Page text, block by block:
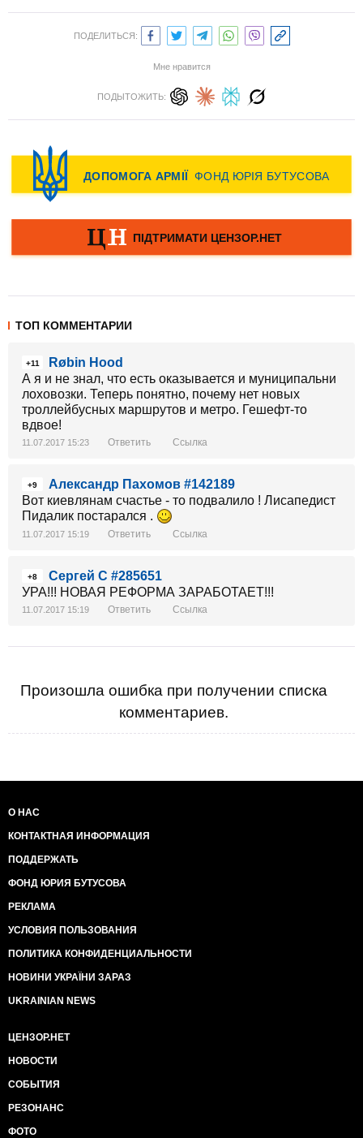
ПОДЕЛИТЬСЯ:
Мне нравится
ПОДЫТОЖИТЬ:
ТОП КОММЕНТАРИИ
+11
Røbin Hood
А я и не знал, что есть оказывается и муниципальни
лоховозки. Теперь понятно, почему нет новых
троллейбусных маршрутов и метро. Гешефт-то
вдвое!
11.07.2017 15:23 Ответить Ссылка
+9
Александр Пахомов #142189
Вот киевлянам счастье - то подвалило ! Лисапедист
Пидалик постарался .
11.07.2017 15:19 Ответить Ссылка
+8
Сергей С #285651
УРА!!! НОВАЯ РЕФОРМА ЗАРАБОТАЕТ!!!
11.07.2017 15:19 Ответить Ссылка
Произошла ошибка при получении списка
комментариев.
О НАС
КОНТАКТНАЯ ИНФОРМАЦИЯ
ПОДДЕРЖАТЬ
ФОНД ЮРИЯ БУТУСОВА
РЕКЛАМА
УСЛОВИЯ ПОЛЬЗОВАНИЯ
ПОЛИТИКА КОНФИДЕНЦИАЛЬНОСТИ
НОВИНИ УКРАЇНИ ЗАРАЗ
UKRAINIAN NEWS
ЦЕНЗОР.НЕТ
НОВОСТИ
СОБЫТИЯ
РЕЗОНАНС
ФОТО